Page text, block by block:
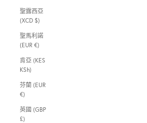
聖露西亞
(XCD $)
聖馬利諾
(EUR €)
肯亞 (KES
KSh)
芬蘭 (EUR
€)
英國 (GBP
£)